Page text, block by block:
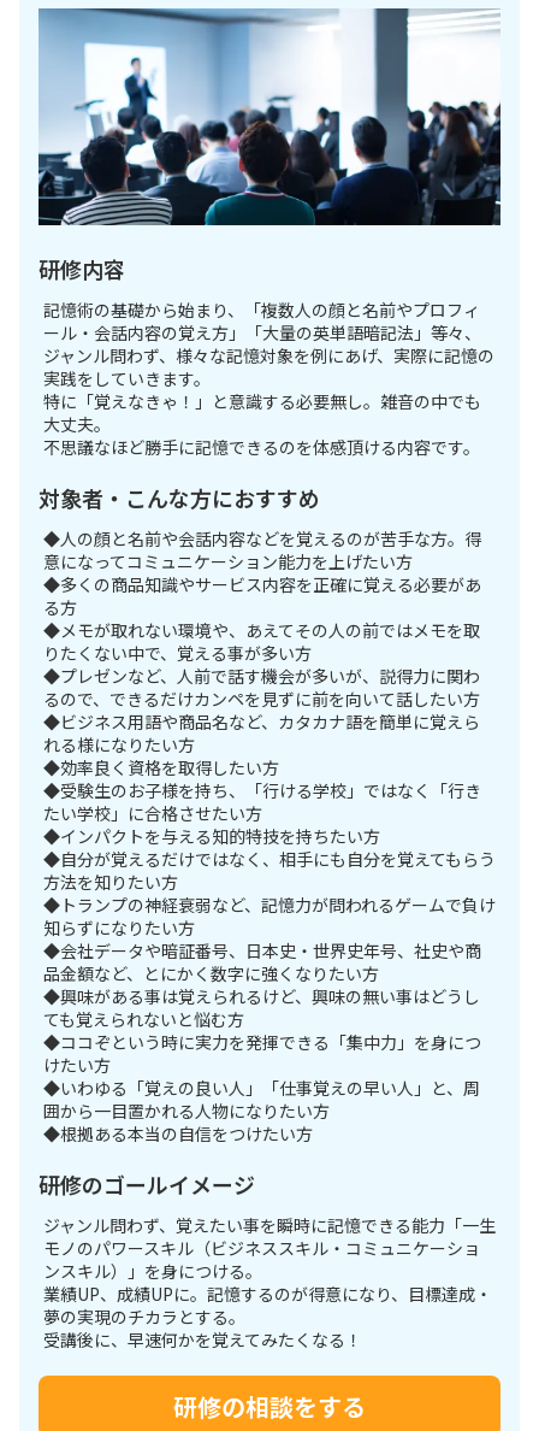
研修内容
記憶術の基礎から始まり、「複数人の顔と名前やプロフィ
ール・会話内容の覚え方」「大量の英単語暗記法」等々、
ジャンル問わず、様々な記憶対象を例にあげ、実際に記憶の
実践をしていきます。
特に「覚えなきゃ！」と意識する必要無し。雑音の中でも
大丈夫。
不思議なほど勝手に記憶できるのを体感頂ける内容です。
対象者・こんな方におすすめ
◆人の顔と名前や会話内容などを覚えるのが苦手な方。得
意になってコミュニケーション能力を上げたい方
◆多くの商品知識やサービス内容を正確に覚える必要があ
る方
◆メモが取れない環境や、あえてその人の前ではメモを取
りたくない中で、覚える事が多い方
◆プレゼンなど、人前で話す機会が多いが、説得力に関わ
るので、できるだけカンペを見ずに前を向いて話したい方
◆ビジネス用語や商品名など、カタカナ語を簡単に覚えら
れる様になりたい方
◆効率良く資格を取得したい方
◆受験生のお子様を持ち、「行ける学校」ではなく「行き
たい学校」に合格させたい方
◆インパクトを与える知的特技を持ちたい方
◆自分が覚えるだけではなく、相手にも自分を覚えてもらう
方法を知りたい方
◆トランプの神経衰弱など、記憶力が問われるゲームで負け
知らずになりたい方
◆会社データや暗証番号、日本史・世界史年号、社史や商
品金額など、とにかく数字に強くなりたい方
◆興味がある事は覚えられるけど、興味の無い事はどうし
ても覚えられないと悩む方
◆ココぞという時に実力を発揮できる「集中力」を身につ
けたい方
◆いわゆる「覚えの良い人」「仕事覚えの早い人」と、周
囲から一目置かれる人物になりたい方
◆根拠ある本当の自信をつけたい方
研修のゴールイメージ
ジャンル問わず、覚えたい事を瞬時に記憶できる能力「一生
モノのパワースキル（ビジネススキル・コミュニケーショ
ンスキル）」を身につける。
業績UP、成績UPに。記憶するのが得意になり、目標達成・
夢の実現のチカラとする。
受講後に、早速何かを覚えてみたくなる！
研修の相談をする